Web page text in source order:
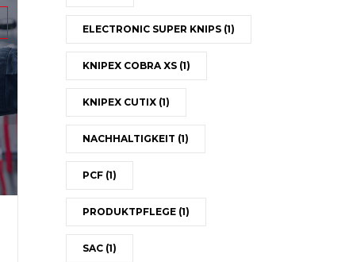
ELECTRONIC SUPER KNIPS (1)
KNIPEX COBRA XS (1)
KNIPEX CUTIX (1)
NACHHALTIGKEIT (1)
PCF (1)
PRODUKTPFLEGE (1)
SAC (1)